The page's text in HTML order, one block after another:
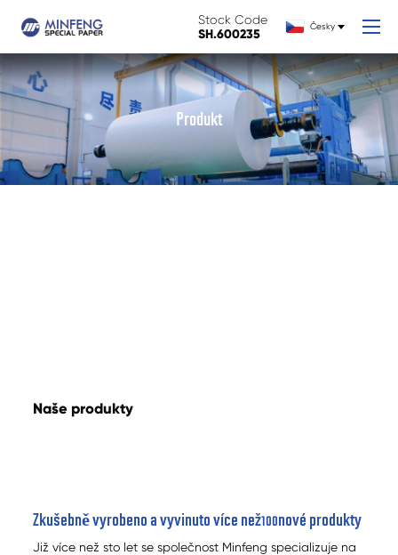
Stock Code
SH.600235 Česky
Produkt
Naše produkty
Zkušebně vyrobeno a vyvinuto více než100nové produkty
Již více než sto let se společnost Minfeng specializuje na